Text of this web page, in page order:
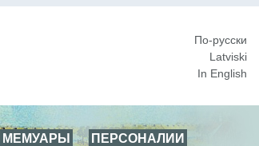
По-русски
Latviski
In English
МЕМУАРЫ
ПЕРСОНАЛИИ